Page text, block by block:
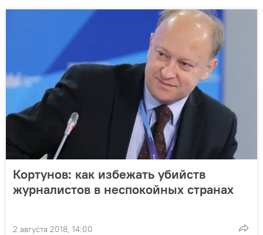
Кортунов: как избежать убийств
журналистов в неспокойных странах
2 августа 2018, 14:00